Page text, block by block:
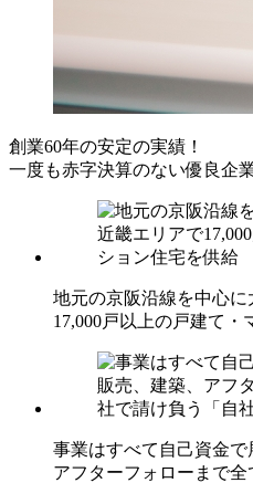
創業60年の安定の実績！
一度も赤字決算のない優良企
地元の京阪沿線を中心
17,000戸以上の戸建て
事業はすべて自己資金で
アフターフォローまで